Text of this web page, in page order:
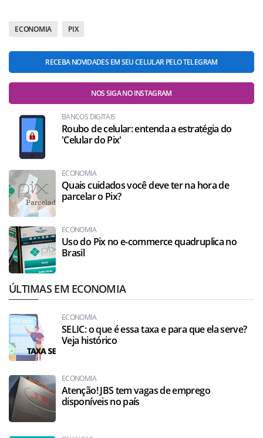
ECONOMIA PIX
RECEBA NOVIDADES EM SEU CELULAR PELO TELEGRAM
NOS SIGA NO INSTAGRAM
BANCOS DIGITAIS
Roubo de celular: entenda a estratégia do
'Celular do Pix'
ECONOMIA
Quais cuidados você deve ter na hora de
parcelar o Pix?
ECONOMIA
Uso do Pix no e-commerce quadruplica no
Brasil
ÚLTIMAS EM ECONOMIA
ECONOMIA
SELIC: o que é essa taxa e para que ela serve?
Veja histórico
ECONOMIA
Atenção! JBS tem vagas de emprego
disponíveis no país